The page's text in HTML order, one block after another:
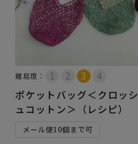
難易度：
ポケットバッグ＜クロッシ
ュコットン＞（レシピ）
メール便10個まで可